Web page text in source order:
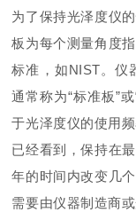
为了保持光泽度仪
板为每个测量角度
标准，如NIST。仪
通常称为“标准板”
于光泽度仪的使用频
已经看到，保持在
年的时间内改变几
需要由仪器制造商